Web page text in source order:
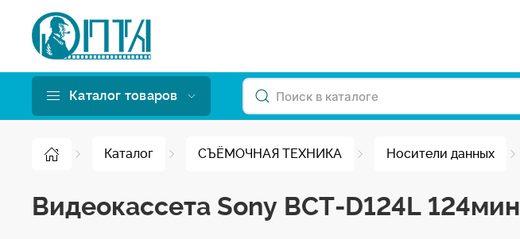
Каталог товаров
Каталог СЪЁМОЧНАЯ ТЕХНИКА Носители данных
Видеокассета Sony BCT-D124L 124мин